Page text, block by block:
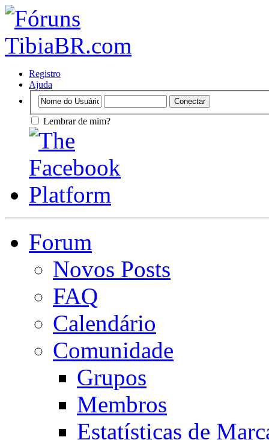
Registro
Ajuda
Lembrar de mim?
Forum
Novos Posts
FAQ
Calendário
Comunidade
Grupos
Membros
Estatísticas de